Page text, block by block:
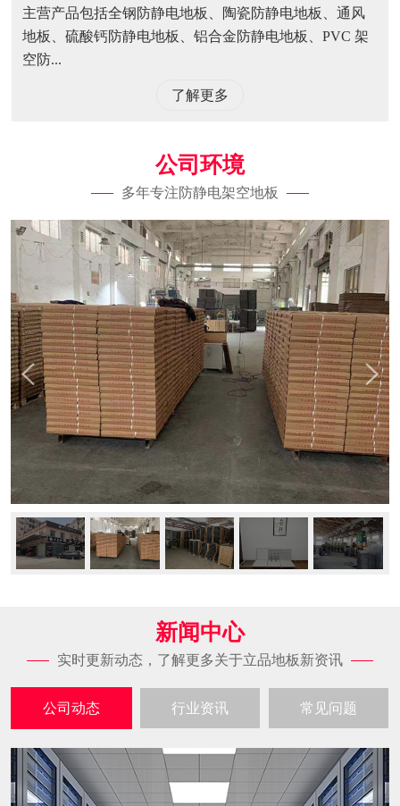
主营产品包括全钢防静电地板、陶瓷防静电地板、通风
地板、硫酸钙防静电地板、铝合金防静电地板、PVC 架
空防...
了解更多
公司环境
多年专注防静电架空地板
新闻中心
实时更新动态，了解更多关于立品地板新资讯
公司动态 行业资讯 常见问题